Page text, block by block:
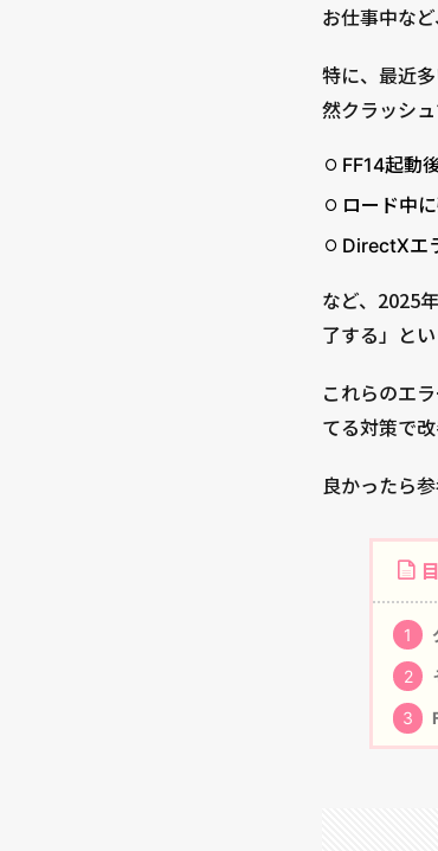
お仕事中な
特に、最近
然クラッシ
FF14起動
ロード中
DirectXエ
など、2025
了する」と
これらのエ
てる対策で
良かったら
1
2
3